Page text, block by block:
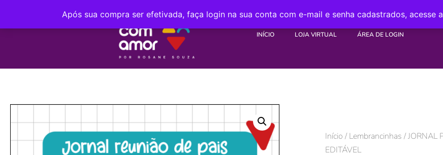
Após sua compra ser efetivada, faça login na sua conta com e-mail e senha cadastrados, acesse
INÍCIO LOJA VIRTUAL ÁREA DE LOGIN
Início /Lembrancinhas / JORNAL
EDITÁVEL